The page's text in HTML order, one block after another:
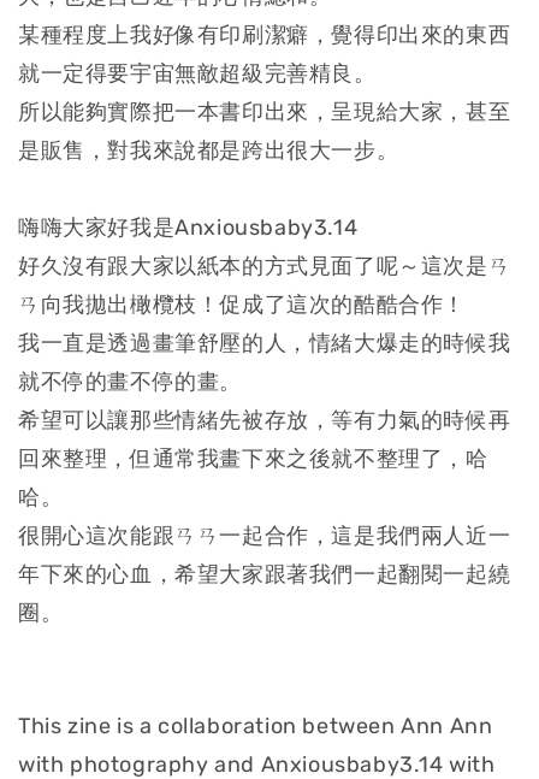
某種程度上我好像有印刷潔癖，覺得印出來的東西
就一定得要宇宙無敵超級完善精良。
所以能夠實際把一本書印出來，呈現給大家，甚至
是販售，對我來說都是跨出很大一步。
嗨嗨大家好我是Anxiousbaby3.14
好久沒有跟大家以紙本的方式見面了呢～這次是ㄢ
ㄢ向我拋出橄欖枝！促成了這次的酷酷合作！
我一直是透過畫筆舒壓的人，情緒大爆走的時候我
就不停的畫不停的畫。
希望可以讓那些情緒先被存放，等有力氣的時候再
回來整理，但通常我畫下來之後就不整理了，哈
哈。
很開心這次能跟ㄢㄢ一起合作，這是我們兩人近一
年下來的心血，希望大家跟著我們一起翻閱一起繞
圈。
This zine is a collaboration between Ann Ann
with photography and Anxiousbaby3.14 with